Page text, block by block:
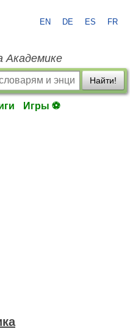
EN DE ES FR
Академике
Найти!
Игры ⚽